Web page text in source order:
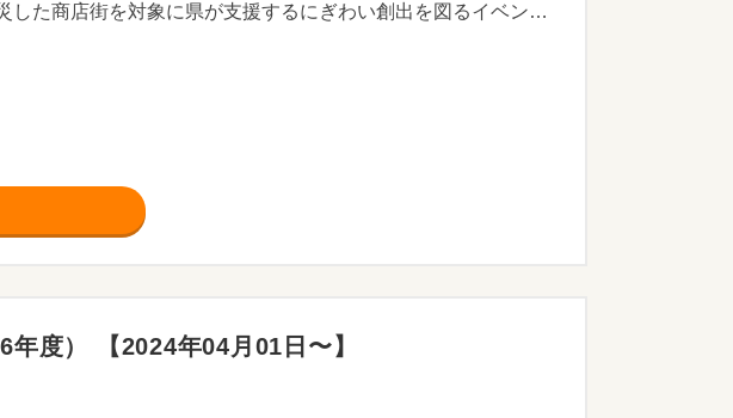
震災の影響を受けている小規模事業者に国が支援する販路開拓に係る費用や、被災した商店街を対象に県が支援するにぎわい創出を図るイベント等に要する費用の事業者負担分の一部について、市が補助金を交付します。
度） 【2024年04月01日〜】